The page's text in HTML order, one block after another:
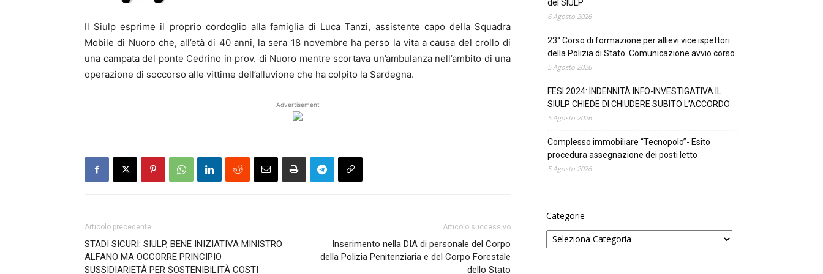
Il Siulp esprime il proprio cordoglio alla famiglia di Luca Tanzi, assistente capo della Squadra
Mobile di Nuoro che, all’età di 40 anni, la sera 18 novembre ha perso la vita a causa del crollo di
una campata del ponte Cedrino in prov. di Nuoro mentre scortava un’ambulanza nell’ambito di una
operazione di soccorso alle vittime dell’alluvione che ha colpito la Sardegna.
Advertisement
Articolo precedente
STADI SICURI: SIULP, BENE INIZIATIVA MINISTRO
ALFANO MA OCCORRE PRINCIPIO
SUSSIDIARIETÀ PER SOSTENIBILITÀ COSTI
Articolo successivo
Inserimento nella DIA di personale del Corpo
della Polizia Penitenziaria e del Corpo Forestale
dello Stato
del SIULP
6 Agosto 2026
23° Corso di formazione per allievi vice ispettori
della Polizia di Stato. Comunicazione avvio corso
5 Agosto 2026
FESI 2024: INDENNITÀ INFO-INVESTIGATIVA IL
SIULP CHIEDE DI CHIUDERE SUBITO L’ACCORDO
5 Agosto 2026
Complesso immobiliare “Tecnopolo”- Esito
procedura assegnazione dei posti letto
5 Agosto 2026
Categorie